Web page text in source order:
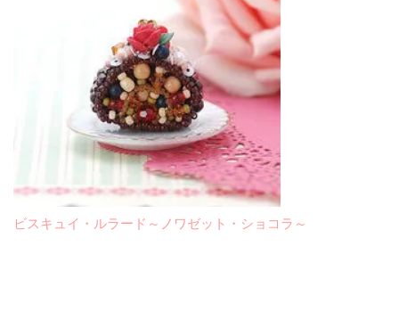
ビスキュイ・ルラード～ノワゼット・ショコラ～